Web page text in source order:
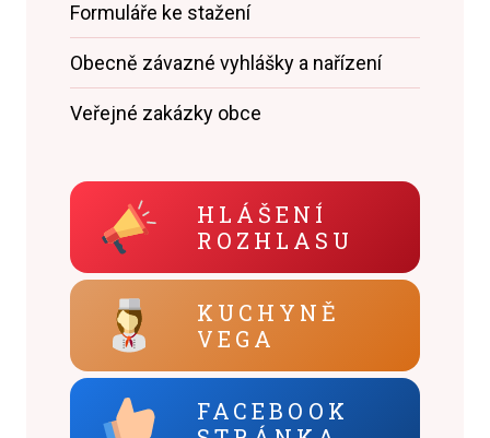
Formuláře ke stažení
Obecně závazné vyhlášky a nařízení
Veřejné zakázky obce
HLÁŠENÍ
ROZHLASU
KUCHYNĚ
VEGA
FACEBOOK